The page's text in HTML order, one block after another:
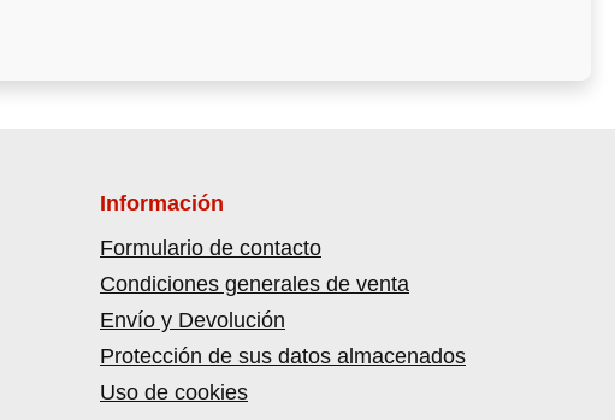
Información
Formulario de contacto
Condiciones generales de venta
Envío y Devolución
Protección de sus datos almacenados
Uso de cookies